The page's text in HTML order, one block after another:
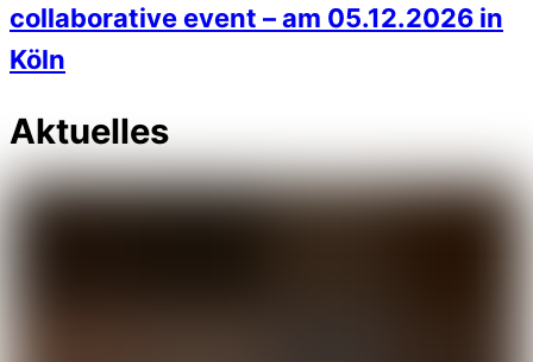
collaborative event – am 05.12.2026 in
Köln
Aktuelles